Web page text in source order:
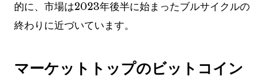
的に、市場は2023年後半に始まったブルサイクルの
終わりに近づいています。
マーケットトップのビットコイン